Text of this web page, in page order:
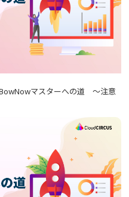
マスターへの道 ～注意